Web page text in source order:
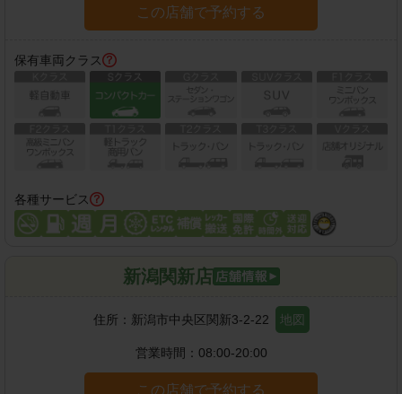
この店舗で予約する
保有車両クラス
各種サービス
新潟関新店
住所： 新潟市中央区関新3-2-22 地図
営業時間： 08:00-20:00
この店舗で予約する